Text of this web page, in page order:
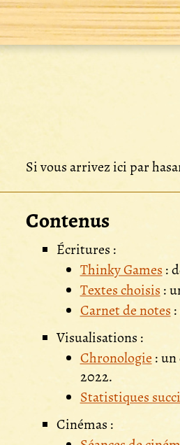
Si vous arrivez ici par
Contenus
Écritures :
Thinky Games :
Textes choisis :
Carnet de notes
Visualisations :
Chronologie :
2022.
Statistiques
Cinémas :